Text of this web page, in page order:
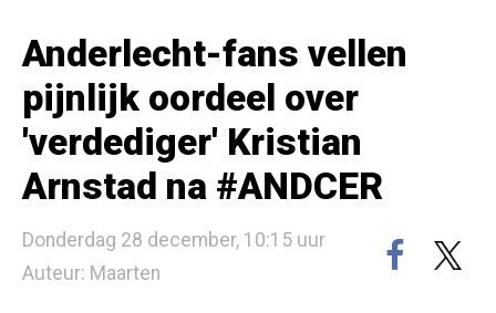
Anderlecht-fans vellen
pijnlijk oordeel over
'verdediger' Kristian
Arnstad na #ANDCER
Donderdag 28 december, 10:15 uur
Auteur: Maarten